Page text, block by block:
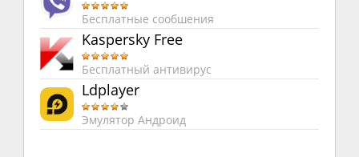
Бесплатные сообшения
Kaspersky Free
Бесплатный антивирус
Ldplayer
Эмулятор Андроид